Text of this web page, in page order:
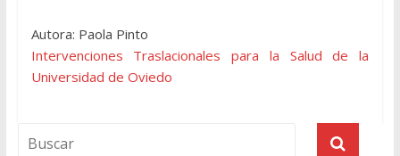
Autora: Paola Pinto
Intervenciones Traslacionales para la Salud de la
Universidad de Oviedo